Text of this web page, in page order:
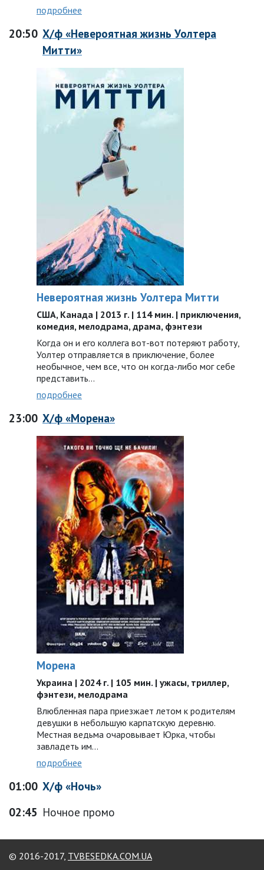
подробнее
20:50 Х/ф «Невероятная жизнь Уолтера
Митти»
Невероятная жизнь Уолтера Митти
США, Канада | 2013 г. | 114 мин. | приключения,
комедия, мелодрама, драма, фэнтези
Когда он и его коллега вот-вот потеряют работу,
Уолтер отправляется в приключение, более
необычное, чем все, что он когда-либо мог себе
представить…
подробнее
23:00 Х/ф «Морена»
Морена
Украина | 2024 г. | 105 мин. | ужасы, триллер,
фэнтези, мелодрама
Влюбленная пара приезжает летом к родителям
девушки в небольшую карпатскую деревню.
Местная ведьма очаровывает Юрка, чтобы
завладеть им…
подробнее
01:00 Х/ф «Ночь»
02:45 Ночное промо
© 2016-2017, TVBESEDKA.COM.UA